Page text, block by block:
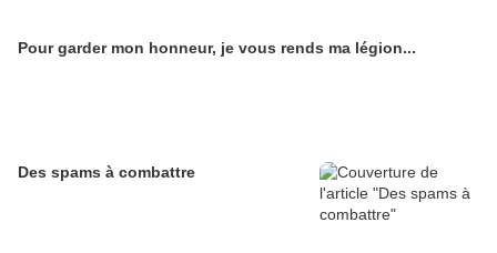
Pour garder mon honneur, je vous rends ma légion...
Des spams à combattre